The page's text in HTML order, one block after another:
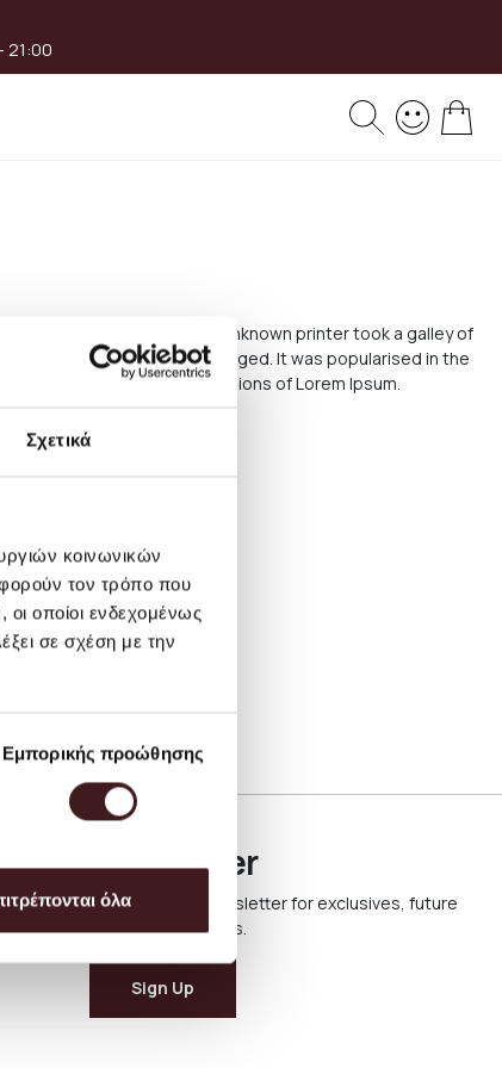
Σχετικά
κοινωνικών
τον τρόπο που
οποίοι ενδεχομένως
σε σχέση με την
Εμπορικής προώθησης
όλα
21:00
since the 1500s, when an unknown printer took a galley of
essentially unchanged. It was popularised in the
PageMaker including versions of Lorem Ipsum.
Newsletter
Sign up to our newsletter for exclusives, future
collections & offers.
Sign Up